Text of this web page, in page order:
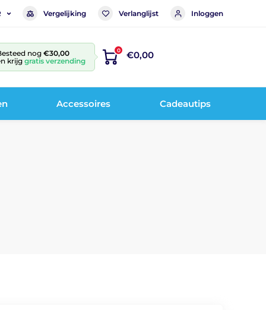
Vergelijking Verlanglijst Inloggen
nog €30,00
krijg gratis verzending
0 €0,00
Accessoires Cadeautips